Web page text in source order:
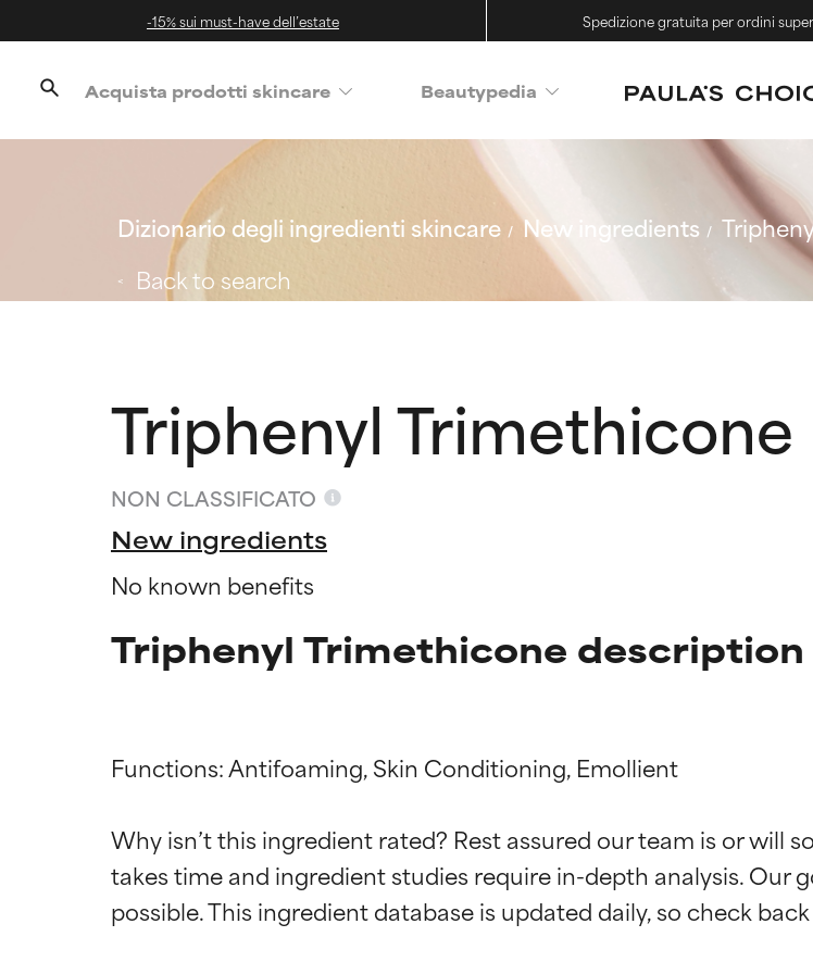
-15% sui must-have dell’estate Spedizione gratuita per ordini
Acquista prodotti skincare Beautypedia
Dizionario degli ingredienti skincare New ingredients
Back to search
Triphenyl Trimethicone
NON CLASSIFICATO
New ingredients
No known benefits
Triphenyl Trimethicone description
Functions: Antifoaming, Skin Conditioning, Emollient
Why isn’t this ingredient rated? Rest assured our team is or will
takes time and ingredient studies require in-depth analysis.
OTTIMO
Comprovati e sostenuti da studi indipendenti. Ingrediente
OTTIMO
Comprovati e sostenuti da studi indipendenti. Ingrediente